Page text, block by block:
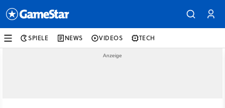
SPIELE NEWS VIDEOS TECH